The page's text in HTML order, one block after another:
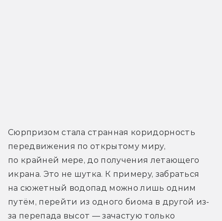
Сюрпризом стала странная коридорность
передвижения по открытому миру,
по крайней мере, до получения летающего
икрана. Это не шутка. К примеру, забраться
на сюжетный водопад можно лишь одним
путём, перейти из одного биома в другой из-
за перепада высот — зачастую только